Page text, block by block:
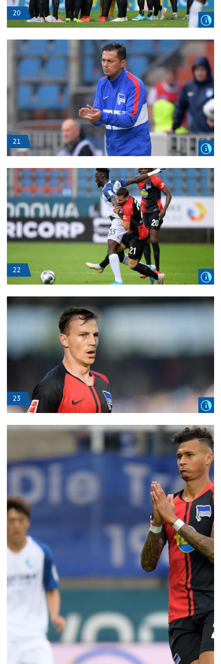
20
21
22
23